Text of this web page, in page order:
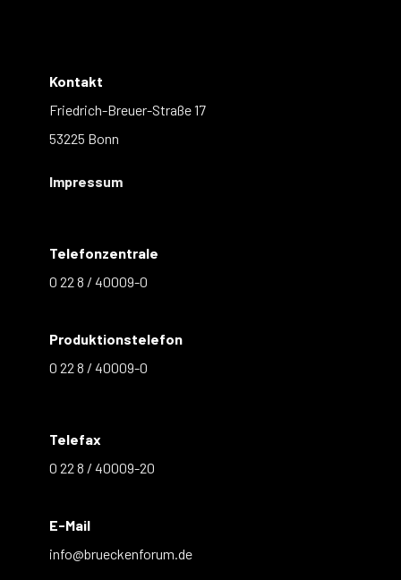
Kontakt
Friedrich-Breuer-Straße 17
53225 Bonn
Impressum
Telefonzentrale
0 22 8 / 40009-0
Produktionstelefon
0 22 8 / 40009-0
Telefax
0 22 8 / 40009-20
E-Mail
info@brueckenforum.de